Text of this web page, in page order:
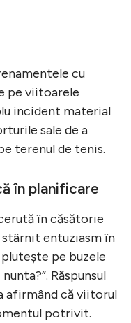
cu
pe viitoarele
incident material
sale de a
terenul de tenis.
în planificare
în căsătorie
entuziasm în
pe buzele
Răspunsul
afirmând că viitorul
potrivit.